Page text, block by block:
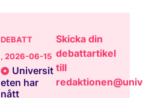
DEBATT
, 2026-06-15
Universit
eten har
nått
Skicka din
debattartikel
till